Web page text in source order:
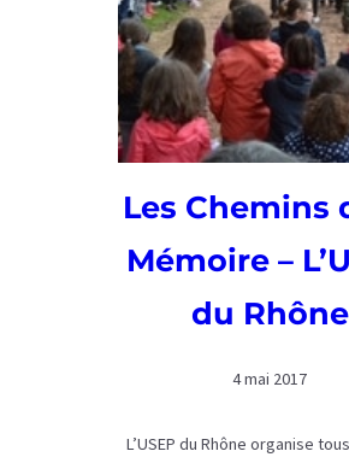
pour
unifier
la
résistance.
Les Chemins
Mémoire –
du Rhône
4 mai 2017
L’USEP du Rhône organise